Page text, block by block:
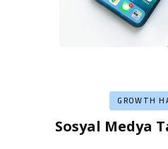
GROWTH
Sosyal Medya